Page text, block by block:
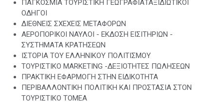
ΠΑΓΚΟΣΜΙΑ ΤΟΥΡΙΣΤΙΚΗ ΓΕΩΓΡΑΦΙΑΤΑΞΙΔΙΩΤΙΚΟΙ
ΟΔΗΓΟΙ
ΔΙΕΘΝΕΙΣ ΣΧΕΧΕΙΣ ΜΕΤΑΦΟΡΩΝ
ΑΕΡΟΠΟΡΙΚΟΙ ΝΑΥΛΟΙ - ΕΚΔΟΣΗ ΕΙΣΙΤΗΡΙΩΝ -
ΣΥΣΤΗΜΑΤΑ ΚΡΑΤΗΣΕΩΝ
ΙΣΤΟΡΙΑ ΤΟΥ ΕΛΛΗΝΙΚΟΥ ΠΟΛΙΤΙΣΜΟΥ
ΤΟΥΡΙΣΤΙΚΟ MARKETING -ΔΕΞΙΟΤΗΤΕΣ ΠΩΛΗΣΕΩΝ
ΠΡΑΚΤΙΚΗ ΕΦΑΡΜΟΓΗ ΣΤΗΝ ΕΙΔΙΚΟΤΗΤΑ
ΠΕΡΙΒΑΛΛΟΝΤΙΚΗ ΠΟΛΙΤΙΚΗ ΚΑΙ ΠΡΟΣΤΑΣΙΑ ΣΤΟΝ
ΤΟΥΡΙΣΤΙΚΟ ΤΟΜΕΑ